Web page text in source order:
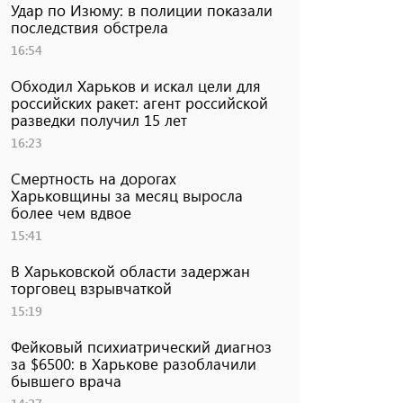
Удар по Изюму: в полиции показали
последствия обстрела
16:54
Обходил Харьков и искал цели для
российских ракет: агент российской
разведки получил 15 лет
16:23
Смертность на дорогах
Харьковщины за месяц выросла
более чем вдвое
15:41
В Харьковской области задержан
торговец взрывчаткой
15:19
Фейковый психиатрический диагноз
за $6500: в Харькове разоблачили
бывшего врача